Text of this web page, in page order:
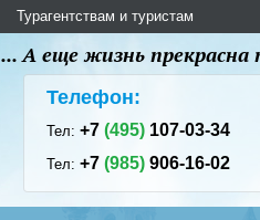
Турагентствам и туристам
... А еще жизнь
Телефон:
Тел:+7(495) 107-03-34
Тел:+7(985) 906-16-02